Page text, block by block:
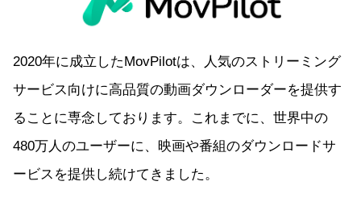
2020年に成立したMovPilotは、人気のストリーミング
サービス向けに高品質の動画ダウンローダーを提供す
ることに専念しております。これまでに、世界中の
480万人のユーザーに、映画や番組のダウンロードサ
ービスを提供し続けてきました。